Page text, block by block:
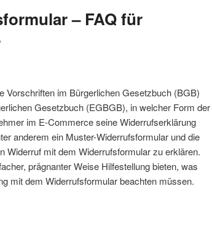
– FAQ für
Vorschriften im Bürgerlichen Gesetzbuch (BGB)
Gesetzbuch (EGBGB), in welcher Form der
im E-Commerce seine Widerrufserklärung
anderem ein Muster-Widerrufsformular und die
Widerruf mit dem Widerrufsformular zu erklären.
prägnanter Weise Hilfestellung bieten, was
mit dem Widerrufsformular beachten müssen.